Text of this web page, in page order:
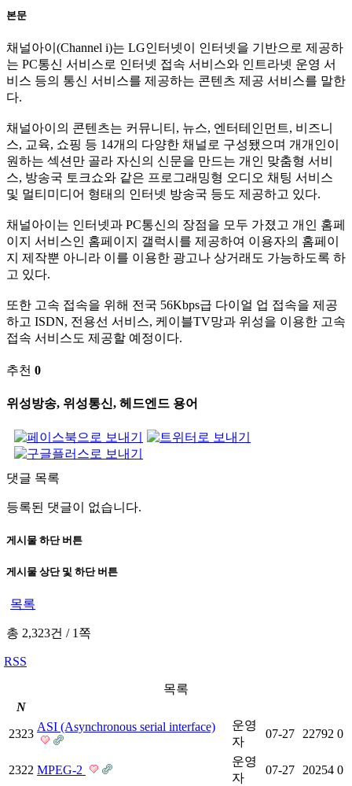
본문
채널아이(Channel i)는 LG인터넷이 인터넷을 기반으로 제공하
는 PC통신 서비스로 인터넷 접속 서비스와 인트라넷 운영 서
비스 등의 통신 서비스를 제공하는 콘텐츠 제공 서비스를 말한
다.
채널아이의 콘텐츠는 커뮤니티, 뉴스, 엔터테인먼트, 비즈니
스, 교육, 쇼핑 등 14개의 다양한 채널로 구성됐으며 개개인이
원하는 섹션만 골라 자신의 신문을 만드는 개인 맞춤형 서비
스, 방송국 토크쇼와 같은 프로그래밍형 오디오 채팅 서비스
및 멀티미디어 형태의 인터넷 방송국 등도 제공하고 있다.
채널아이는 인터넷과 PC통신의 장점을 모두 가졌고 개인 홈페
이지 서비스인 홈페이지 갤럭시를 제공하여 이용자의 홈페이
지 제작뿐 아니라 이를 이용한 광고나 상거래도 가능하도록 하
고 있다.
또한 고속 접속을 위해 전국 56Kbps급 다이얼 업 접속을 제공
하고 ISDN, 전용선 서비스, 케이블TV망과 위성을 이용한 고속
접속 서비스도 제공할 예정이다.
추천 0
위성방송, 위성통신, 헤드엔드 용어
댓글 목록
등록된 댓글이 없습니다.
게시물 하단 버튼
게시물 상단 및 하단 버튼
목록
총 2,323건 /1쪽
RSS
목록
N
2323
ASI (Asynchronous serial interface)
운영
자
07-27 22792 0
2322 MPEG-2
운영
자
07-27 20254 0